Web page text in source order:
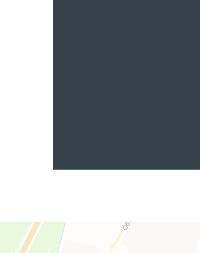
Яндекс.Карты
Яндекс.Карты — поиск мест и адресов, городской транспорт